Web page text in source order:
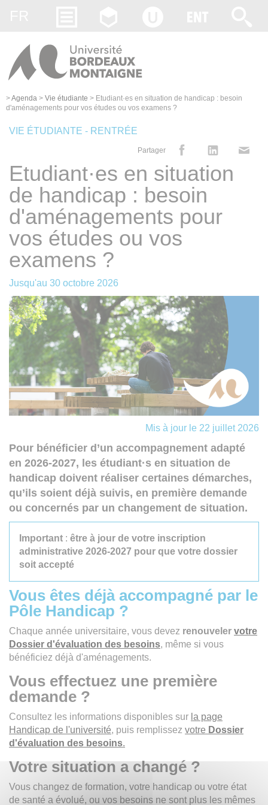
>Agenda > Vie étudiante > Etudiant·es en situation de handicap : besoin
d'aménagements pour vos études ou vos examens ?
VIE ÉTUDIANTE - RENTRÉE
Partager
Etudiant·es en situation
de handicap : besoin
d'aménagements pour
vos études ou vos
examens ?
Jusqu'au 30 octobre 2026
Mis à jour le 22 juillet 2026
Pour bénéficier d’un accompagnement adapté
en 2026-2027, les étudiant·s en situation de
handicap doivent réaliser certaines démarches,
qu’ils soient déjà suivis, en première demande
ou concernés par un changement de situation.
Important : être à jour de votre inscription
administrative 2026-2027 pour que votre dossier
soit accepté
Vous êtes déjà accompagné par le
Pôle Handicap ?
Chaque année universitaire, vous devez renouveler votre
Dossier d'évaluation des besoins, même si vous
bénéficiez déjà d'aménagements.
Vous effectuez une première
demande ?
Consultez les informations disponibles sur la page
Handicap de l'université, puis remplissez votre Dossier
d'évaluation des besoins.
Votre situation a changé ?
Vous changez de formation, votre handicap ou votre état
de santé a évolué, ou vos besoins ne sont plus les mêmes